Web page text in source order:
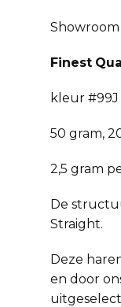
Showroom
Finest
kleur #99J
50 gram,
2,5 gram
De
Straight.
Deze
en door